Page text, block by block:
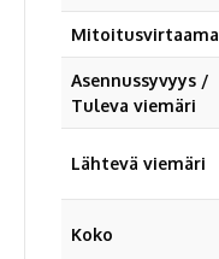
Mitoitusvirtaama
Asennussyvyys /
Tuleva viemäri
Lähtevä viemäri
Koko